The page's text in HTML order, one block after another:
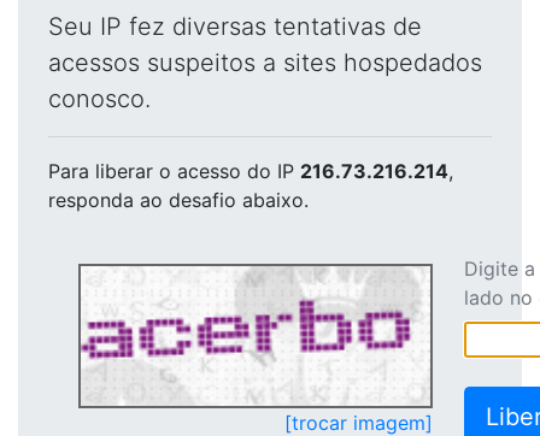
Seu IP fez diversas tentativas de
acessos suspeitos a sites hospedados
conosco.
Para liberar o acesso do IP 216.73.216.214,
responda ao desafio abaixo.
[trocar imagem]
Digite
lado no